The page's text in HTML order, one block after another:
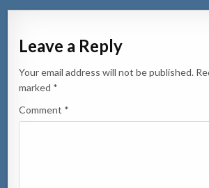
Leave a Reply
Your email address will not be published.
marked *
Comment *